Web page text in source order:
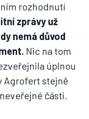
rozhodnutí
zprávy už
nemá důvod
Nic na tom
úplnou
Agrofert stejně
části.